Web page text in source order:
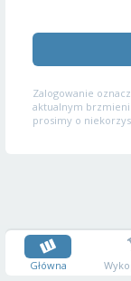
Zalogowanie
aktualnym
prosimy o
Główna